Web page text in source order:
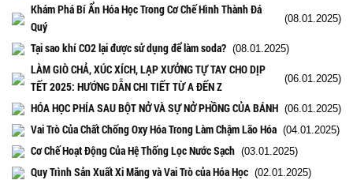
Khám Phá Bí Ẩn Hóa Học Trong Cơ Chế Hình Thành Đá
Quý
(08.01.2025)
Tại sao khí CO2 lại được sử dụng để làm soda? (08.01.2025)
LÀM GIÒ CHẢ, XÚC XÍCH, LẠP XƯỞNG TỰ TAY CHO DỊP
TẾT 2025: HƯỚNG DẪN CHI TIẾT TỪ A ĐẾN Z
(06.01.2025)
HÓA HỌC PHÍA SAU BỘT NỞ VÀ SỰ NỞ PHỒNG CỦA BÁNH (06.01.2025)
Vai Trò Của Chất Chống Oxy Hóa Trong Làm Chậm Lão Hóa (04.01.2025)
Cơ Chế Hoạt Động Của Hệ Thống Lọc Nước Sạch (03.01.2025)
Quy Trình Sản Xuất Xi Măng và Vai Trò của Hóa Học (02.01.2025)